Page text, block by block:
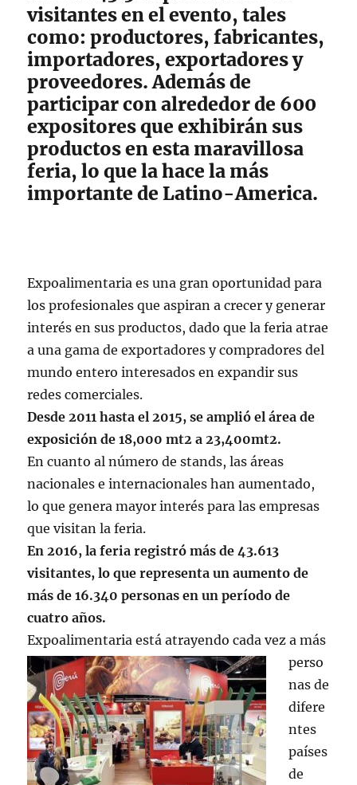
visitantes en el evento, tales
como: productores, fabricantes,
importadores, exportadores y
proveedores. Además de
participar con alrededor de 600
expositores que exhibirán sus
productos en esta maravillosa
feria, lo que la hace la más
importante de Latino-America.
Expoalimentaria es una gran oportunidad para
los profesionales que aspiran a crecer y generar
interés en sus productos, dado que la feria atrae
a una gama de exportadores y compradores del
mundo entero interesados en expandir sus
redes comerciales.
Desde 2011 hasta el 2015, se amplió el área de
exposición de 18,000 mt2 a 23,400mt2.
En cuanto al número de stands, las áreas
nacionales e internacionales han aumentado,
lo que genera mayor interés para las empresas
que visitan la feria.
En 2016, la feria registró más de 43.613
visitantes, lo que representa un aumento de
más de 16.340 personas en un período de
cuatro años.
Expoalimentaria está atrayendo cada vez a más
perso
nas de
difere
ntes
países
de